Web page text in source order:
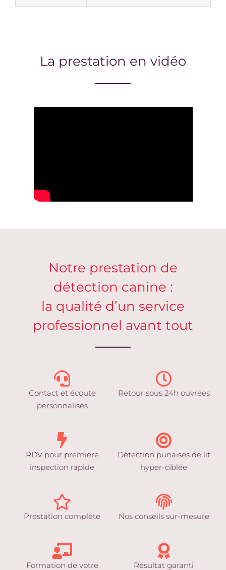
La prestation en vidéo
Notre prestation de
détection canine :
la qualité d’un service
professionnel avant tout
Contact et écoute
personnalisés
Retour sous 24h ouvrées
RDV pour première
inspection rapide
Détection punaises de lit
hyper-ciblée
Prestation complète Nos conseils sur-mesure
Formation de votre Résultat garanti